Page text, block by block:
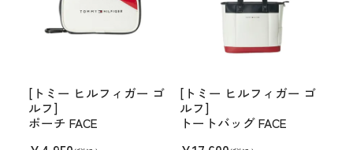
[トミー ヒルフィガー ゴ
ルフ]
ポーチ FACE
[トミー ヒルフィガー ゴ
ルフ]
トートバッグ FACE